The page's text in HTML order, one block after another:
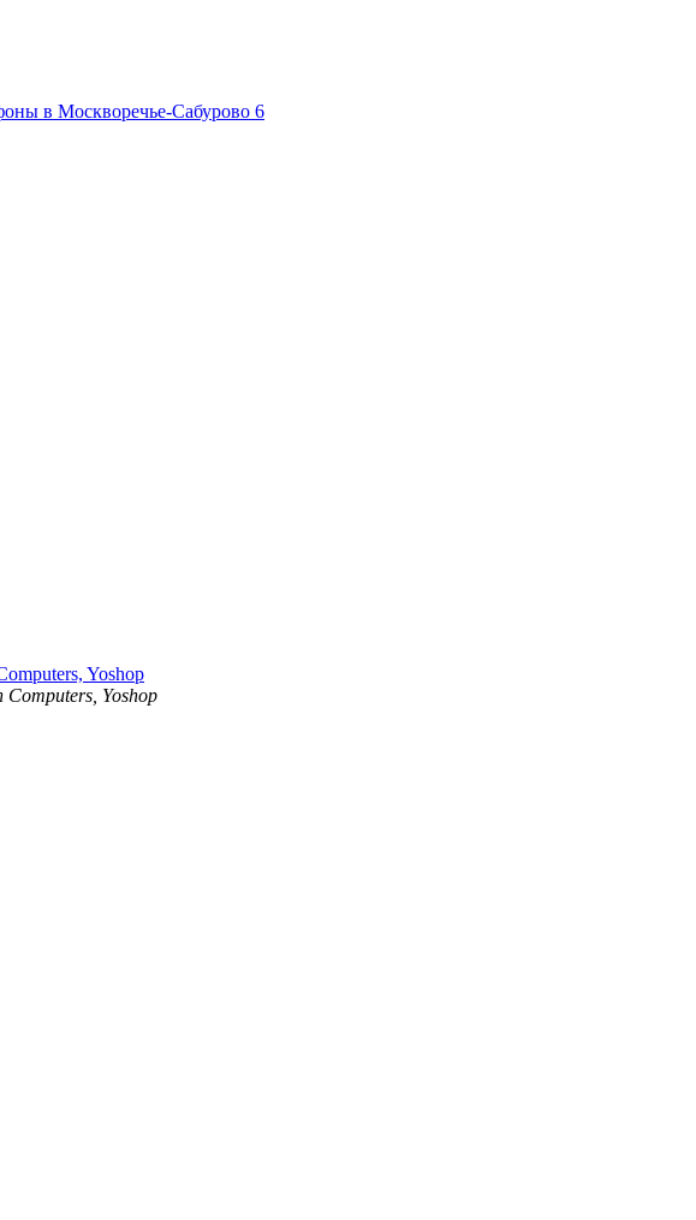
в Москворечье-Сабурово 6
Yoshop